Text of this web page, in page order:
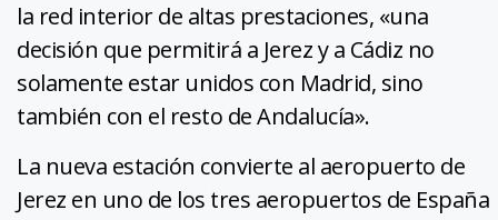
la red interior de altas prestaciones, «una
decisión que permitirá a Jerez y a Cádiz no
solamente estar unidos con Madrid, sino
también con el resto de Andalucía».
La nueva estación convierte al aeropuerto de
Jerez en uno de los tres aeropuertos de España